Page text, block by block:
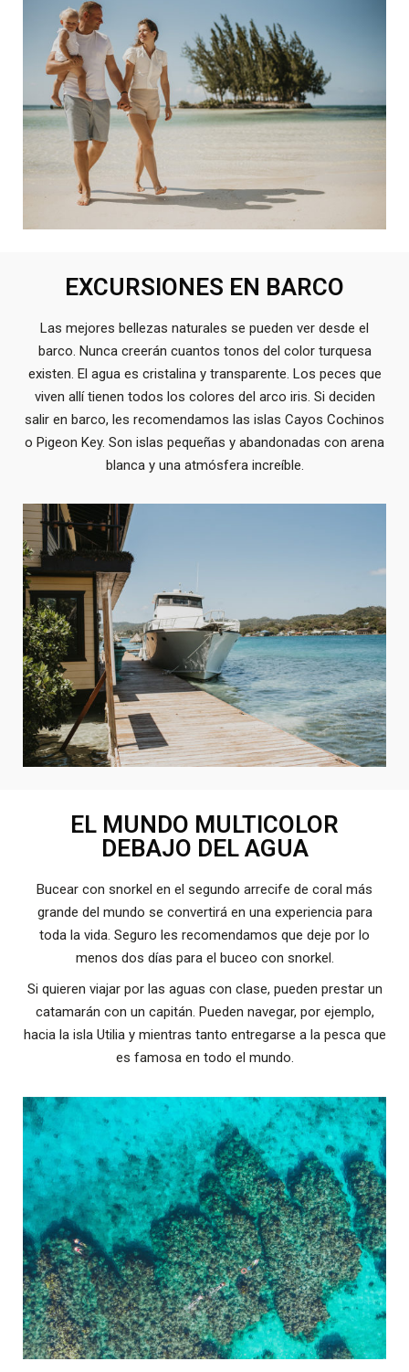
EXCURSIONES EN BARCO
Las mejores bellezas naturales se pueden ver desde el
barco. Nunca creerán cuantos tonos del color turquesa
existen. El agua es cristalina y transparente. Los peces que
viven allí tienen todos los colores del arco iris. Si deciden
salir en barco, les recomendamos las islas Cayos Cochinos
o Pigeon Key. Son islas pequeñas y abandonadas con arena
blanca y una atmósfera increíble.
EL MUNDO MULTICOLOR
DEBAJO DEL AGUA
Bucear con snorkel en el segundo arrecife de coral más
grande del mundo se convertirá en una experiencia para
toda la vida. Seguro les recomendamos que deje por lo
menos dos días para el buceo con snorkel.
Si quieren viajar por las aguas con clase, pueden prestar un
catamarán con un capitán. Pueden navegar, por ejemplo,
hacia la isla Utilia y mientras tanto entregarse a la pesca que
es famosa en todo el mundo.